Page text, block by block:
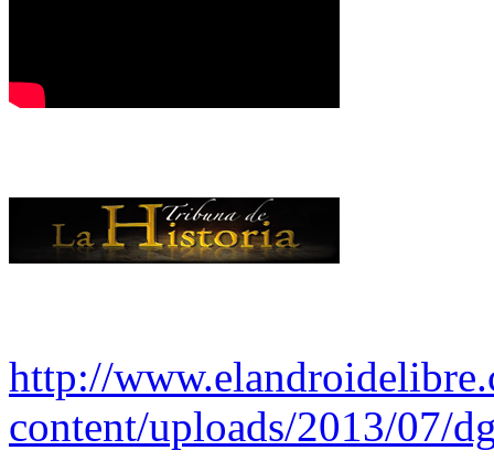
http://
content/uploads/2013/07/